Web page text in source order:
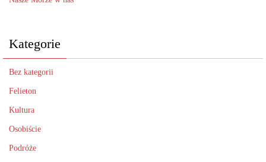
Kategorie
Bez kategorii
Felieton
Kultura
Osobiście
Podróże